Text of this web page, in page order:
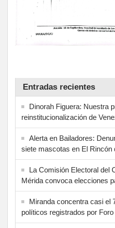
Entradas recientes
Dinorah Figuera: Nuestra
reinstitucionalización de
Alerta en Bailadores:
siete mascotas en El Rincón
La Comisión Electoral del
Mérida convoca elecciones
Miranda concentra casi el
políticos registrados por Foro